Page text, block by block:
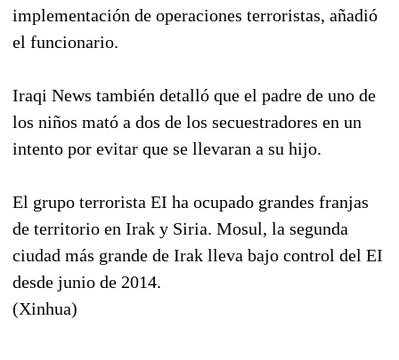
implementación de operaciones terroristas, añadió
el funcionario.
Iraqi News también detalló que el padre de uno de
los niños mató a dos de los secuestradores en un
intento por evitar que se llevaran a su hijo.
El grupo terrorista EI ha ocupado grandes franjas
de territorio en Irak y Siria. Mosul, la segunda
ciudad más grande de Irak lleva bajo control del EI
desde junio de 2014.
(Xinhua)